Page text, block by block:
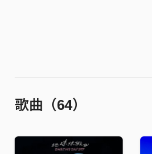
歌曲（64）